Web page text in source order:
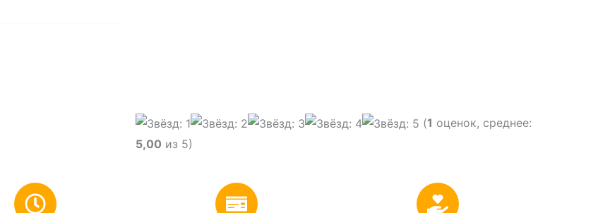
(1 оценок, среднее:
5,00 из 5)